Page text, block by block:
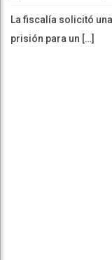
La fiscalía solicitó
prisión para un […]